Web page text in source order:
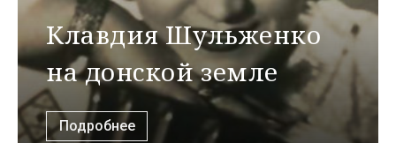
Клавдия Шульженко
на донской земле
Подробнее